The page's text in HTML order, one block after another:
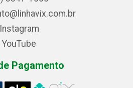
Instagram
YouTube
Pagamento